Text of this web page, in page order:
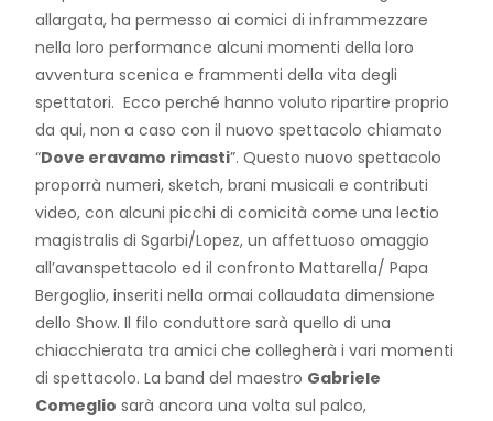
allargata, ha permesso ai comici di inframmezzare
nella loro performance alcuni momenti della loro
avventura scenica e frammenti della vita degli
spettatori. Ecco perché hanno voluto ripartire proprio
da qui, non a caso con il nuovo spettacolo chiamato
“Dove eravamo rimasti”. Questo nuovo spettacolo
proporrà numeri, sketch, brani musicali e contributi
video, con alcuni picchi di comicità come una lectio
magistralis di Sgarbi/Lopez, un affettuoso omaggio
all’avanspettacolo ed il confronto Mattarella/ Papa
Bergoglio, inseriti nella ormai collaudata dimensione
dello Show. Il filo conduttore sarà quello di una
chiacchierata tra amici che collegherà i vari momenti
di spettacolo. La band del maestro Gabriele
Comeglio sarà ancora una volta sul palco,